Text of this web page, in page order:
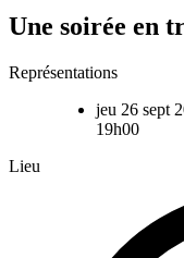
Une soirée en
Représentations
jeu 26 sept
19h00
Lieu